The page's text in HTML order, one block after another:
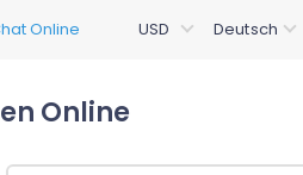
Online